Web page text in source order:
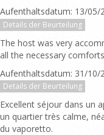
Aufenthaltsdatum: 13/05/
Details der Beurteilung
The host was very
all the necessary
Aufenthaltsdatum: 31/10/
Details der Beurteilung
Excellent séjour dans un
un quartier très calme,
du vaporetto.